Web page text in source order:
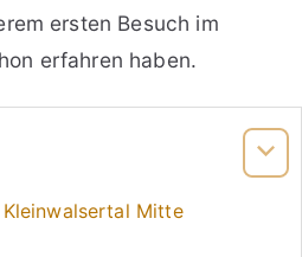
ersten Besuch im
erfahren haben.
Mitte